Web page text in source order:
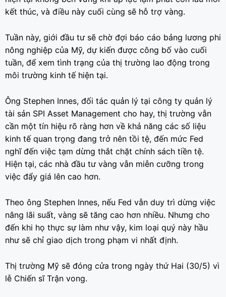
kết thúc, và điều này cuối cùng sẽ hỗ trợ vàng.
Tuần này, giới đầu tư sẽ chờ đợi báo cáo bảng lương phi
nông nghiệp của Mỹ, dự kiến được công bố vào cuối
tuần, để xem tình trạng của thị trường lao động trong
môi trường kinh tế hiện tại.
Ông Stephen Innes, đối tác quản lý tại công ty quản lý
tài sản SPI Asset Management cho hay, thị trường vẫn
cần một tín hiệu rõ ràng hơn về khả năng các số liệu
kinh tế quan trọng đang trở nên tồi tệ, đến mức Fed
nghĩ đến việc tạm dừng thắt chặt chính sách tiền tệ.
Hiện tại, các nhà đầu tư vàng vẫn miễn cưỡng trong
việc đẩy giá lên cao hơn.
Theo ông Stephen Innes, nếu Fed vẫn duy trì dừng việc
nâng lãi suất, vàng sẽ tăng cao hơn nhiều. Nhưng cho
đến khi họ thực sự làm như vậy, kim loại quý này hầu
như sẽ chỉ giao dịch trong phạm vi nhất định.
Thị trường Mỹ sẽ đóng cửa trong ngày thứ Hai (30/5) vì
lễ Chiến sĩ Trận vong.